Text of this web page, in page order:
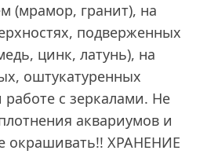
(мрамор, гранит), на
подверженных
цинк, латунь), на
оштукатуренных
с зеркалами. Не
аквариумов и
окрашивать!! ХРАНЕНИЕ